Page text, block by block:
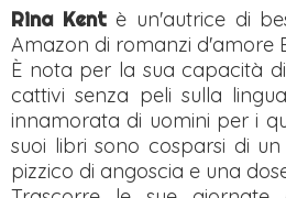
Rina Kentè un'autrice di
Amazon di romanzi d'amore
È nota per la sua capacità
cattivi senza peli sulla
innamorata di uomini per i
suoi libri sono cosparsi di
pizzico di angoscia e una